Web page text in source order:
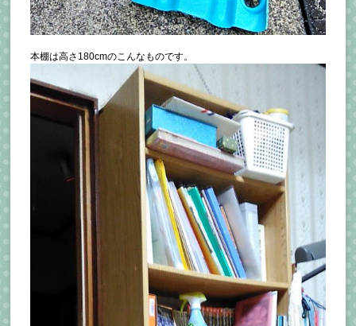
本棚は高さ180cmのこんなものです。